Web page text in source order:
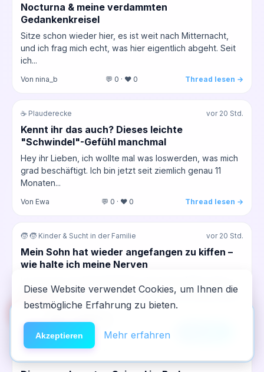
Nocturna & meine verdammten
Gedankenkreisel
Sitze schon wieder hier, es ist weit nach Mitternacht,
und ich frag mich echt, was hier eigentlich abgeht. Seit
ich...
Von nina_b 💬 0 · ❤️ 0 Thread lesen →
☕ Plauderecke vor 20 Std.
Kennt ihr das auch? Dieses leichte
"Schwindel"-Gefühl manchmal
Hey ihr Lieben, ich wollte mal was loswerden, was mich
grad beschäftigt. Ich bin jetzt seit ziemlich genau 11
Monaten...
Von Ewa 💬 0 · ❤️ 0 Thread lesen →
🧒 🧒 Kinder & Sucht in der Familie vor 20 Std.
Mein Sohn hat wieder angefangen zu kiffen –
wie halte ich meine Nerven
Fenster und ich hör das leise Summen vom Kuhlschrank,
während ich...
Von ines_witwe
🆘Hilfe
NeelixberliN auf dem Homescreen —
wie eine echte App.
Diese Website verwendet Cookies, um Ihnen die
bestmögliche Erfahrung zu bieten.
Akzeptieren Mehr erfahren